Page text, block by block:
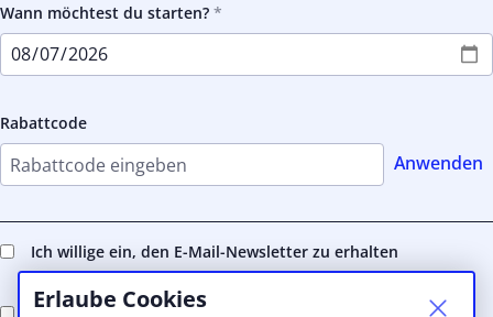
Erlaube Cookies
Wann möchtest du starten?
Rabattcode
Anwenden
Ich willige ein, den E-Mail-Newsletter zu erhalten
Ich akzeptiere die worqs Coworking & Flex Office